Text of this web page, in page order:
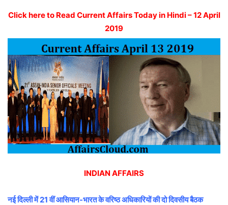
Click here to Read Current Affairs Today in Hindi – 12 April
2019
INDIAN AFFAIRS
नई दिल्ली में 21 वीं आसियान-भारत के वरिष्ठ अधिकारियों की दो दिवसीय बैठक